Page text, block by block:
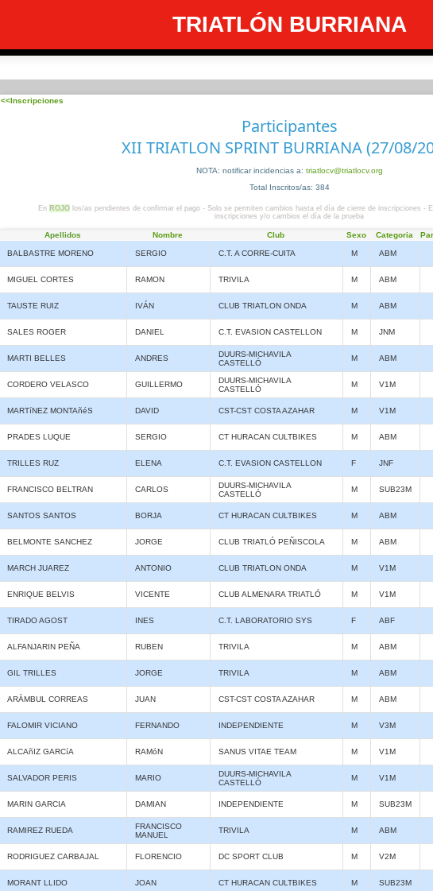
TRIATLÓN BURRIANA
<<Inscripciones
Participantes
XII TRIATLON SPRINT BURRIANA (27/08/
NOTA: notificar incidencias a: triatlocv@triatlocv.org
Total Inscritos/as: 384
En ROJOlos/as pendientes de confirmar el pago - Solo se permiten cambios hasta el día de cierre de inscripciones -
inscripciones y/o cambios el día de la prueba
Apellidos Nombre Club Sexo Categoria
BALBASTRE MORENO SERGIO C.T. A CORRE-CUITA M ABM
MIGUEL CORTES RAMON TRIVILA M ABM
TAUSTE RUIZ IVÁN CLUB TRIATLON ONDA M ABM
SALES ROGER DANIEL C.T. EVASION CASTELLON M JNM
MARTI BELLES ANDRES
DUURS-MICHAVILA
CASTELLÓ
M ABM
CORDERO VELASCO GUILLERMO
DUURS-MICHAVILA
CASTELLÓ
M V1M
MARTíNEZ MONTAñéS DAVID CST-CST COSTA AZAHAR M V1M
PRADES LUQUE SERGIO CT HURACAN CULTBIKES M ABM
TRILLES RUZ ELENA C.T. EVASION CASTELLON F JNF
FRANCISCO BELTRAN CARLOS
DUURS-MICHAVILA
CASTELLÓ
M SUB23M
SANTOS SANTOS BORJA CT HURACAN CULTBIKES M ABM
BELMONTE SANCHEZ JORGE CLUB TRIATLÓ PEÑISCOLA M ABM
MARCH JUAREZ ANTONIO CLUB TRIATLON ONDA M V1M
ENRIQUE BELVIS VICENTE CLUB ALMENARA TRIATLÓ M V1M
TIRADO AGOST INES C.T. LABORATORIO SYS F ABF
ALFANJARIN PEÑA RUBEN TRIVILA M ABM
GIL TRILLES JORGE TRIVILA M ABM
ARÀMBUL CORREAS JUAN CST-CST COSTA AZAHAR M ABM
FALOMIR VICIANO FERNANDO INDEPENDIENTE M V3M
ALCAñIZ GARCíA RAMóN SANUS VITAE TEAM M V1M
SALVADOR PERIS MARIO
DUURS-MICHAVILA
CASTELLÓ
M V1M
MARIN GARCIA DAMIAN INDEPENDIENTE M SUB23M
RAMIREZ RUEDA
FRANCISCO
MANUEL
TRIVILA M ABM
RODRIGUEZ CARBAJAL FLORENCIO DC SPORT CLUB M V2M
MORANT LLIDO JOAN CT HURACAN CULTBIKES M SUB23M